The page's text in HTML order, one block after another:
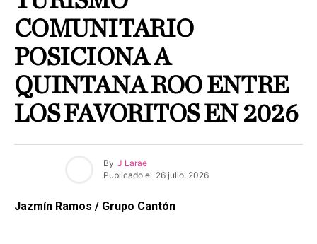
COMUNITARIO
POSICIONA A
QUINTANA ROO ENTRE
LOS FAVORITOS EN 2026
By J Larae
Publicado el 26 julio, 2026
Jazmín Ramos / Grupo Cantón